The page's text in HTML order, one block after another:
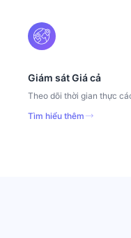
Giám sát Giá cả
Theo dõi thời gian thực
Tìm hiểu thêm